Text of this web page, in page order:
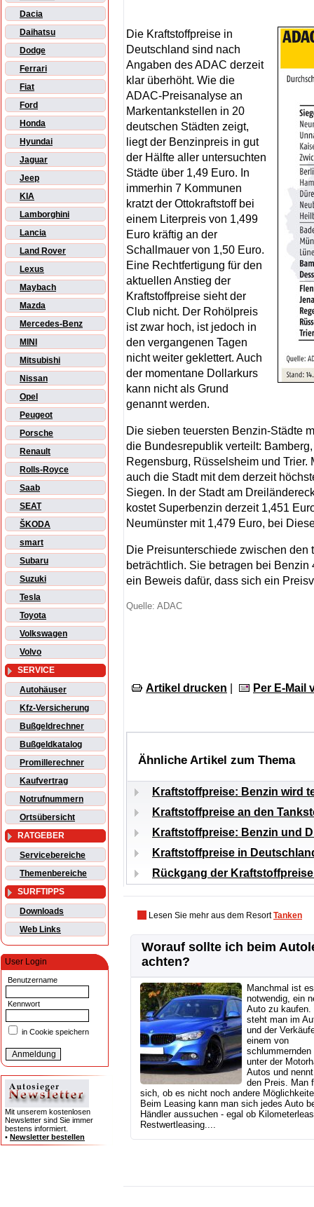
Dacia
Daihatsu
Dodge
Ferrari
Fiat
Ford
Honda
Hyundai
Jaguar
Jeep
KIA
Lamborghini
Lancia
Land Rover
Lexus
Maybach
Mazda
Mercedes-Benz
MINI
Mitsubishi
Nissan
Opel
Peugeot
Porsche
Renault
Rolls-Royce
Saab
SEAT
ŠKODA
smart
Subaru
Suzuki
Tesla
Toyota
Volkswagen
Volvo
SERVICE
Autohäuser
Kfz-Versicherung
Bußgeldrechner
Bußgeldkatalog
Promillerechner
Kaufvertrag
Notrufnummern
Ortsübersicht
RATGEBER
Servicebereiche
Themenbereiche
SURFTIPPS
Downloads
Web Links
User Login
Benutzername
Kennwort
in Cookie speichern
Mit unserem kostenlosen
Newsletter sind Sie immer
bestens informiert.
• Newsletter bestellen
Die Kraftstoffpreise in
Deutschland sind nach
Angaben des ADAC derzeit
klar überhöht. Wie die
ADAC-Preisanalyse an
Markentankstellen in 20
deutschen Städten zeigt,
liegt der Benzinpreis in gut
der Hälfte aller untersuchten
Städte über 1,49 Euro. In
immerhin 7 Kommunen
kratzt der Ottokraftstoff bei
einem Literpreis von 1,499
Euro kräftig an der
Schallmauer von 1,50 Euro.
Eine Rechtfertigung für den
aktuellen Anstieg der
Kraftstoffpreise sieht der
Club nicht. Der Rohölpreis
ist zwar hoch, ist jedoch in
den vergangenen Tagen
nicht weiter geklettert. Auch
der momentane Dollarkurs
kann nicht als Grund
genannt werden.
Die sieben teuersten Benzin-Städte
die Bundesrepublik verteilt:
Regensburg, Rüsselsheim und
auch die Stadt mit dem derzeit
Siegen. In der Stadt am
kostet Superbenzin derzeit 1,451
Neumünster mit 1,479 Euro, bei
Die Preisunterschiede zwischen den
beträchtlich. Sie betragen bei
ein Beweis dafür, dass sich ein
Quelle: ADAC
Artikel drucken Per E-Mail
Ähnliche Artikel zum Thema
Kraftstoffpreise: Benzin wird
Kraftstoffpreise an den
Kraftstoffpreise: Benzin und
Kraftstoffpreise in
Rückgang der
Lesen Sie mehr aus dem ResortTanken
Worauf sollte ich beim
achten?
Manchmal ist es
notwendig, ein
Auto zu kaufen.
steht man im
und der
einem von
schlummernden
unter der
Autos und
den Preis. Man
sich, ob es nicht noch andere
Beim Leasing kann man sich jedes Auto
Händler aussuchen - egal ob
Restwertleasing....